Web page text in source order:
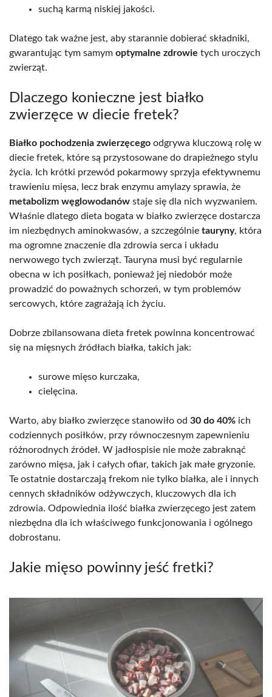
suchą karmą niskiej jakości.
Dlatego tak ważne jest, aby starannie dobierać składniki,
gwarantując tym samym optymalne zdrowie tych uroczych
zwierząt.
Dlaczego konieczne jest białko
zwierzęce w diecie fretek?
Białko pochodzenia zwierzęcego odgrywa kluczową rolę w
diecie fretek, które są przystosowane do drapieżnego stylu
życia. Ich krótki przewód pokarmowy sprzyja efektywnemu
trawieniu mięsa, lecz brak enzymu amylazy sprawia, że
metabolizm węglowodanów staje się dla nich wyzwaniem.
Właśnie dlatego dieta bogata w białko zwierzęce dostarcza
im niezbędnych aminokwasów, a szczególnie tauryny, która
ma ogromne znaczenie dla zdrowia serca i układu
nerwowego tych zwierząt. Tauryna musi być regularnie
obecna w ich posiłkach, ponieważ jej niedobór może
prowadzić do poważnych schorzeń, w tym problemów
sercowych, które zagrażają ich życiu.
Dobrze zbilansowana dieta fretek powinna koncentrować
się na mięsnych źródłach białka, takich jak:
surowe mięso kurczaka,
cielęcina.
Warto, aby białko zwierzęce stanowiło od 30 do 40% ich
codziennych posiłków, przy równoczesnym zapewnieniu
różnorodnych źródeł. W jadłospisie nie może zabraknąć
zarówno mięsa, jak i całych ofiar, takich jak małe gryzonie.
Te ostatnie dostarczają frekom nie tylko białka, ale i innych
cennych składników odżywczych, kluczowych dla ich
zdrowia. Odpowiednia ilość białka zwierzęcego jest zatem
niezbędna dla ich właściwego funkcjonowania i ogólnego
dobrostanu.
Jakie mięso powinny jeść fretki?